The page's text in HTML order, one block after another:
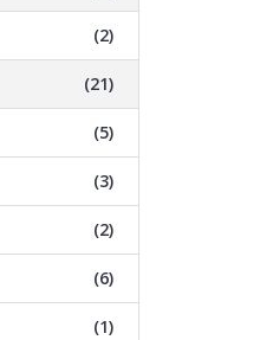
(2)
(21)
(5)
(3)
(2)
(6)
(1)